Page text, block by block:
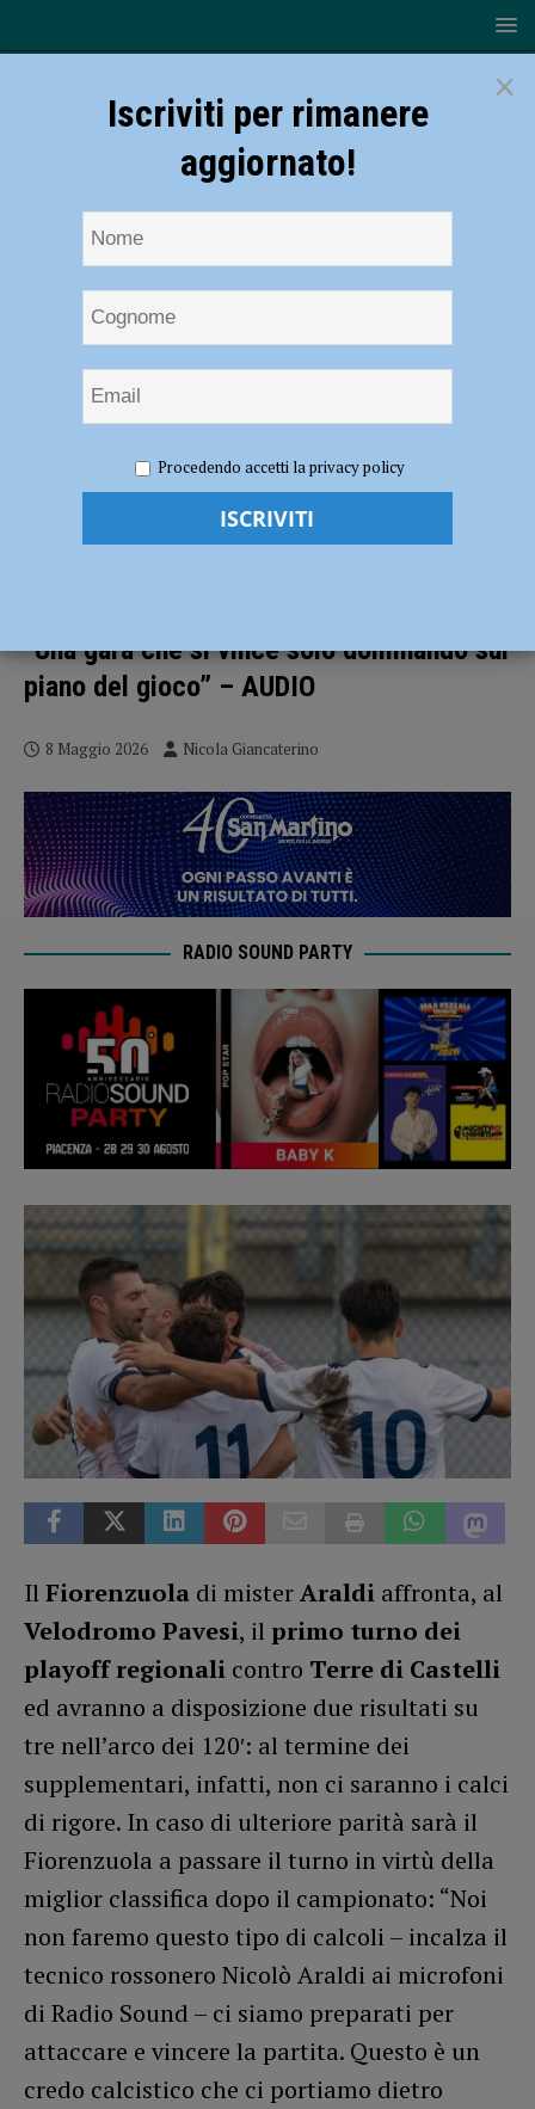
Fiorenzuola-Terre di Castelli: iniziano i playoff per i rossoneri: Mister
Araldi: “Una gara che si vince solo dominando sul piano del gioco” –
“Una gara che si vince solo dominando sul
piano del gioco” – AUDIO
8 Maggio 2026 Nicola Giancaterino
RADIO SOUND PARTY
Il Fiorenzuola di misterAraldi affronta, al
Velodromo Pavesi, il primo turno dei
playoff regionali contro Terre di Castelli
ed avranno a disposizione due risultati su
tre nell’arco dei 120′: al termine dei
supplementari, infatti, non ci saranno i calci
di rigore. In caso di ulteriore parità sarà il
Fiorenzuola a passare il turno in virtù della
miglior classifica dopo il campionato: “Noi
non faremo questo tipo di calcoli – incalza il
tecnico rossonero Nicolò Araldi ai microfoni
di Radio Sound – ci siamo preparati per
attaccare e vincere la partita. Questo è un
credo calcistico che ci portiamo dietro
×
Iscriviti per rimanere
aggiornato!
Procedendo accetti la privacy policy